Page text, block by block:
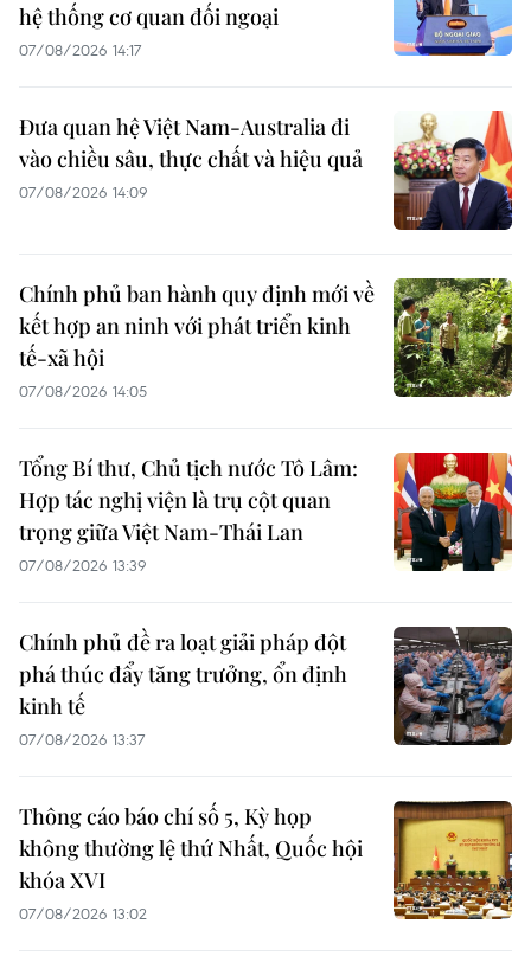
hệ thống cơ quan đối ngoại
07/08/2026 14:17
Đưa quan hệ Việt Nam-Australia đi
vào chiều sâu, thực chất và hiệu quả
07/08/2026 14:09
Chính phủ ban hành quy định mới về
kết hợp an ninh với phát triển kinh
tế-xã hội
07/08/2026 14:05
Tổng Bí thư, Chủ tịch nước Tô Lâm:
Hợp tác nghị viện là trụ cột quan
trọng giữa Việt Nam-Thái Lan
07/08/2026 13:39
Chính phủ đề ra loạt giải pháp đột
phá thúc đẩy tăng trưởng, ổn định
kinh tế
07/08/2026 13:37
Thông cáo báo chí số 5, Kỳ họp
không thường lệ thứ Nhất, Quốc hội
khóa XVI
07/08/2026 13:02